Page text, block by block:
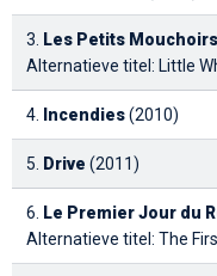
3. Les Petits Mouchoirs
Alternatieve titel: Little
4. Incendies(2010)
5. Drive (2011)
6. Le Premier Jour du
Alternatieve titel: The